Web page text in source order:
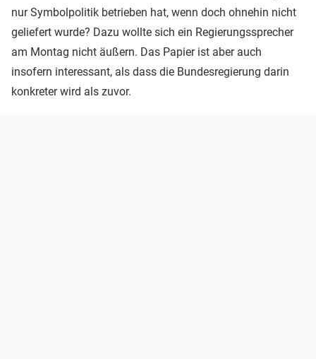
nur Symbolpolitik betrieben hat, wenn doch ohnehin nicht
geliefert wurde? Dazu wollte sich ein Regierungssprecher
am Montag nicht äußern. Das Papier ist aber auch
insofern interessant, als dass die Bundesregierung darin
konkreter wird als zuvor.